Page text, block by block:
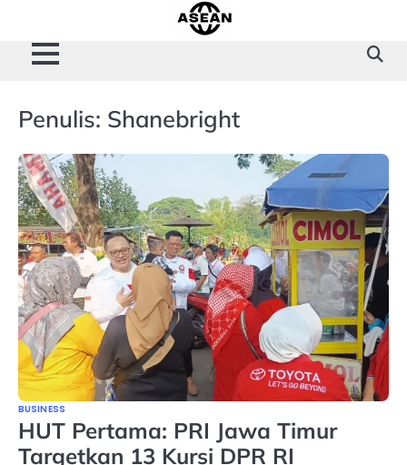
content
Penulis: Shanebright
BUSINESS
HUT Pertama: PRI Jawa Timur
Targetkan 13 Kursi DPR RI